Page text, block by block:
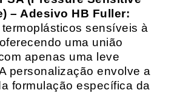
– Adesivo HB Fuller:
sensíveis à
uma união
apenas uma leve
personalização envolve a
formulação específica da